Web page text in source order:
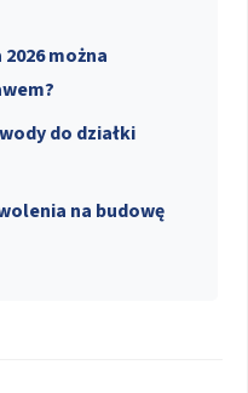
można
do działki
na budowę